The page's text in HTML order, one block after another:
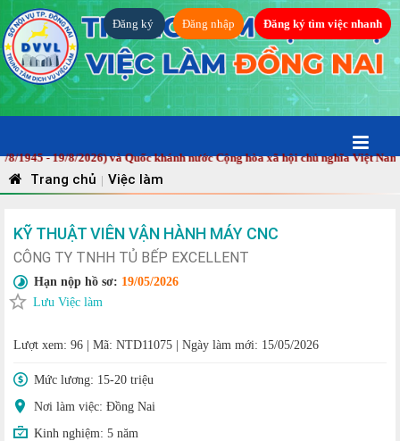
Đăng ký Đăng nhập Đăng ký tìm việc nhanh
- 19/8/2026) và Quốc khánh nước Cộng hòa xã hội chủ nghĩa Việt Nam
Trang chủ | Việc làm
KỸ THUẬT VIÊN VẬN HÀNH MÁY CNC
CÔNG TY TNHH TỦ BẾP EXCELLENT
Hạn nộp hồ sơ: 19/05/2026
Lưu Việc làm
Lượt xem: 96 Mã: NTD11075 Ngày làm mới: 15/05/2026
Mức lương: 15-20 triệu
Nơi làm việc: Đồng Nai
Kinh nghiệm: 5 năm